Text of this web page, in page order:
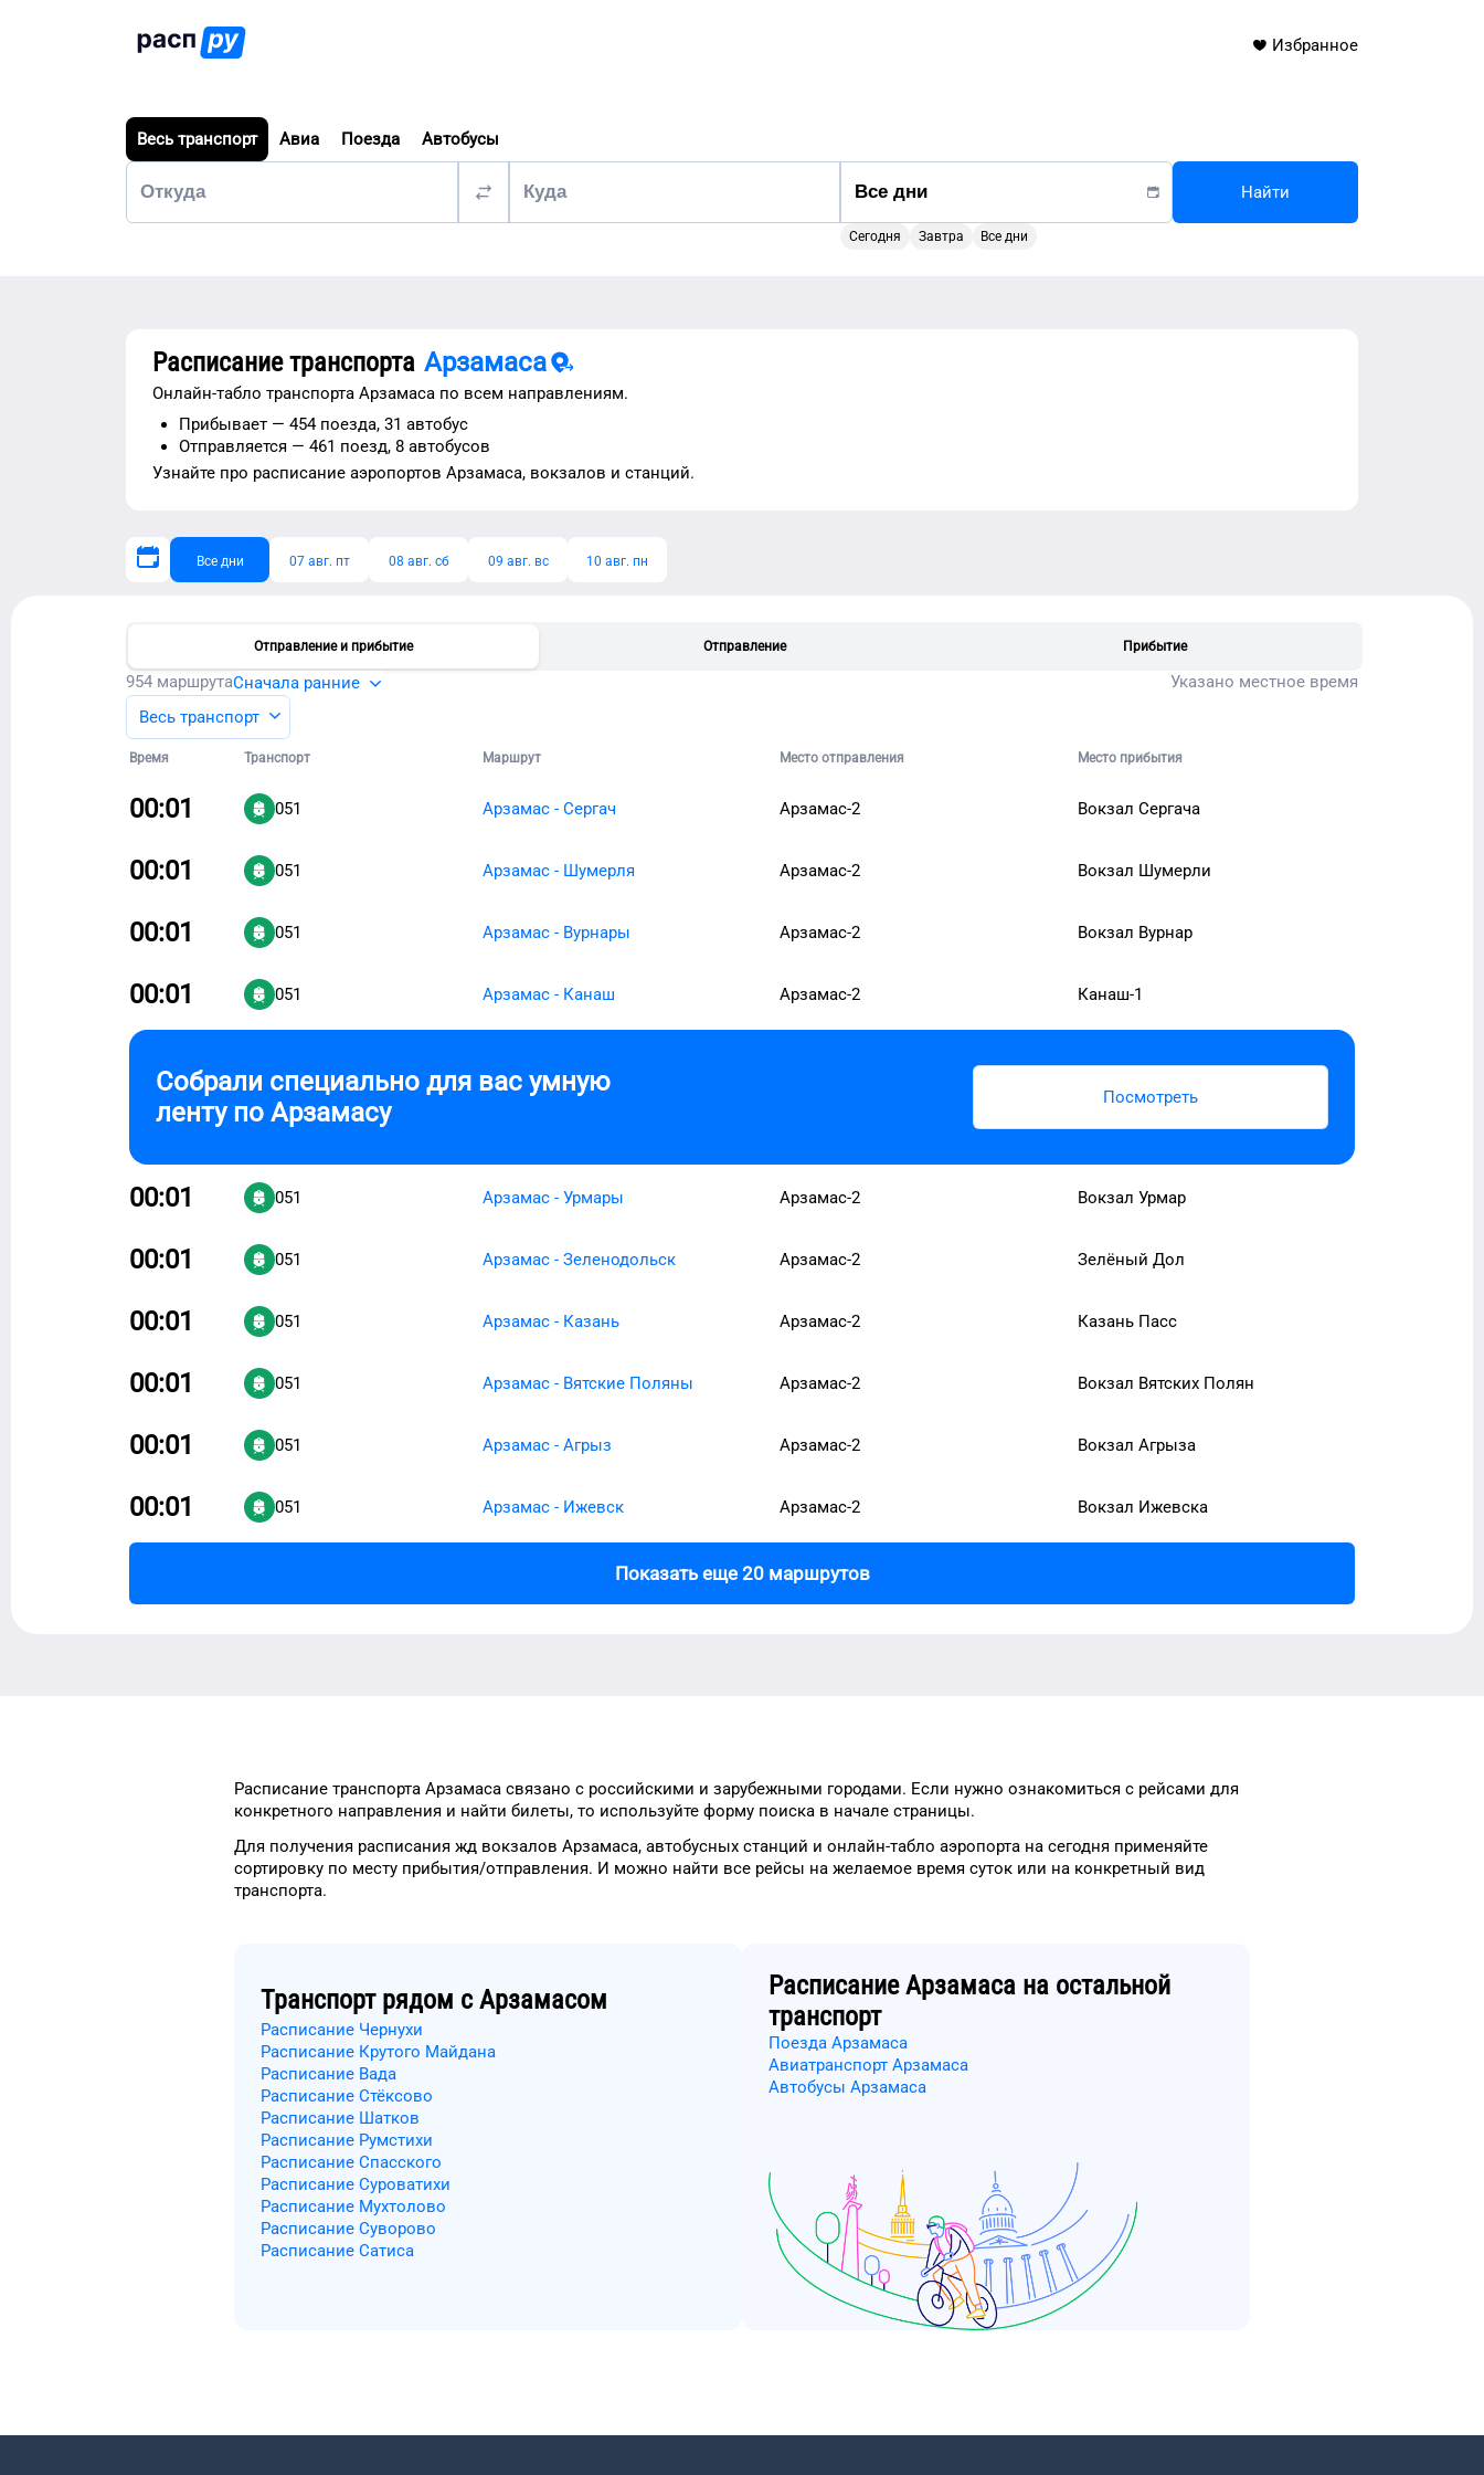
Избранное
Весь транспорт Авиа Поезда Автобусы
Сегодня Завтра Все дни
Найти
Расписание транспорта Арзамаса
Онлайн-табло транспорта Арзамаса по всем направлениям.
Прибывает — 454 поезда, 31 автобус
Отправляется — 461 поезд, 8 автобусов
Узнайте про расписание аэропортов Арзамаса, вокзалов и станций.
Все дни 07 авг. пт 08 авг. сб 09 авг. вс 10 авг. пн
Отправление и прибытие Отправление Прибытие
954 маршрутаСначала ранние
Указано местное время
Весь транспорт
Время Транспорт Маршрут Место отправления Место прибытия
00:01 051 Арзамас - Сергач Арзамас-2 Вокзал Сергача
00:01 051 Арзамас - Шумерля Арзамас-2 Вокзал Шумерли
00:01 051 Арзамас - Вурнары Арзамас-2 Вокзал Вурнар
00:01 051 Арзамас - Канаш Арзамас-2 Канаш-1
Собрали специально для вас умную
ленту по Арзамасу Посмотреть
00:01 051 Арзамас - Урмары Арзамас-2 Вокзал Урмар
00:01 051 Арзамас - Зеленодольск Арзамас-2 Зелёный Дол
00:01 051 Арзамас - Казань Арзамас-2 Казань Пасс
00:01 051 Арзамас - Вятские Поляны Арзамас-2 Вокзал Вятских Полян
00:01 051 Арзамас - Агрыз Арзамас-2 Вокзал Агрыза
00:01 051 Арзамас - Ижевск Арзамас-2 Вокзал Ижевска
Показать еще 20 маршрутов
Расписание транспорта Арзамаса связано с российскими и зарубежными городами. Если нужно ознакомиться с рейсами для
конкретного направления и найти билеты, то используйте форму поиска в начале страницы.
Для получения расписания жд вокзалов Арзамаса, автобусных станций и онлайн-табло аэропорта на сегодня применяйте
сортировку по месту прибытия/отправления. И можно найти все рейсы на желаемое время суток или на конкретный вид
транспорта.
Транспорт рядом с Арзамасом
Расписание Чернухи
Расписание Крутого Майдана
Расписание Вада
Расписание Стёксово
Расписание Шатков
Расписание Румстихи
Расписание Спасского
Расписание Суроватихи
Расписание Мухтолово
Расписание Суворово
Расписание Сатиса
РасписаниеАрзамаса на остальной
транспорт
Поезда Арзамаса
Авиатранспорт Арзамаса
Автобусы Арзамаса